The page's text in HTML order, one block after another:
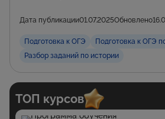
Дата публикации01.07.2025Обновлено
Подготовка к ОГЭ
Подготовка к ОГЭ
Разбор заданий по истории
ТОП курсов